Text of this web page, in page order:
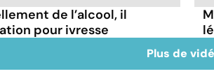
de l’alcool, il
pour ivresse
Plus de